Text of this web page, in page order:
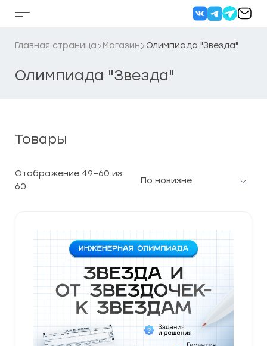
Кнопка
бокового
меню
Главная страница Магазин Олимпиада "Звезда"
Олимпиада "Звезда"
Товары
Отображение 49–60 из
60